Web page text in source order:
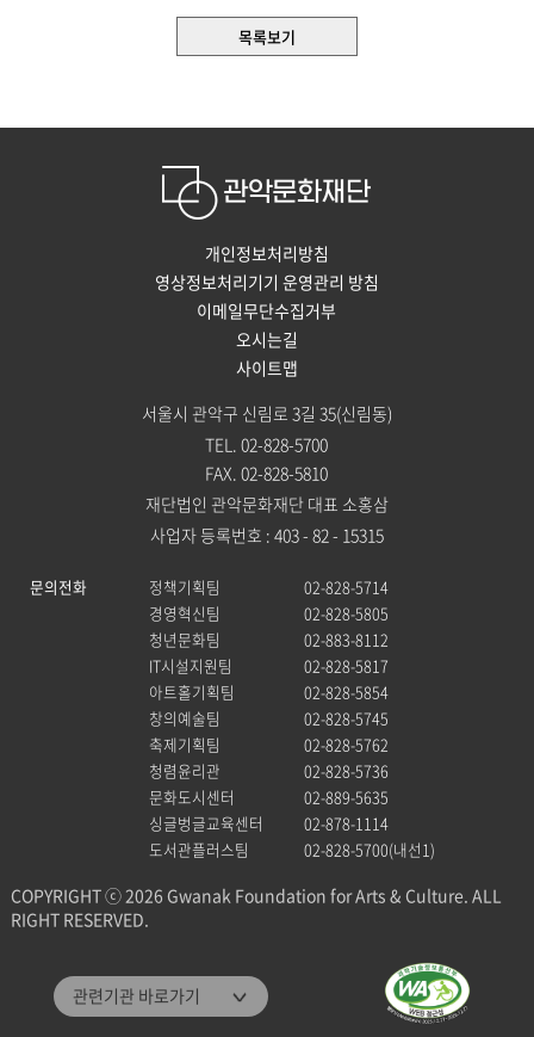
목록보기
관련기관 바로가기
관악문화재단
관악구통합도서관
개인정보처리방침
영상정보처리기기 운영관리 방침
이메일무단수집거부
오시는길
사이트맵
서울시 관악구 신림로 3길 35(신림동)
TEL. 02-828-5700
FAX. 02-828-5810
재단법인 관악문화재단 대표 소홍삼
사업자 등록번호 : 403 - 82 - 15315
문의전화 정책기획팀
02-828-5714
경영혁신팀
02-828-5805
청년문화팀
02-883-8112
IT시설지원팀
02-828-5817
아트홀기획팀
02-828-5854
창의예술팀
02-828-5745
축제기획팀
02-828-5762
청렴윤리관
02-828-5736
문화도시센터
02-889-5635
싱글벙글교육센터
02-878-1114
도서관플러스팀
02-828-5700(내선1)
COPYRIGHT ⓒ 2026 Gwanak Foundation for Arts & Culture. ALL
RIGHT RESERVED.